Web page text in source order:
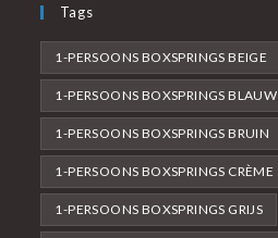
Tags
1-PERSOONS BOXSPRINGS BEIGE
1-PERSOONS BOXSPRINGS BLAUW
1-PERSOONS BOXSPRINGS BRUIN
1-PERSOONS BOXSPRINGS CRÈME
1-PERSOONS BOXSPRINGS GRIJS